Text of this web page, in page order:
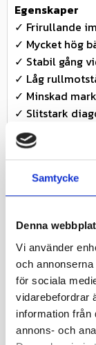
Samtycke
Denna
Vi använder
och
för sociala
vidarebefordrar
information från
annons- och
Egenskaper
✓ Frirullande
✓ Mycket hög
✓ Stabil gång
✓ Låg
✓ Minskad
✓ Slitstark
✓ TL-utförande
✓
✓
✓ Spridare och
✓ Applikationer
Teknisk
✓ Dimension:
✓ Däcktyp:
✓ Däckmodell:
✓ Konstruktion: